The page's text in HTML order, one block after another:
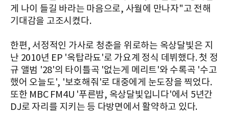
게 나이 들길 바라는 마음으로, 사월에 만나자"고 전해
기대감을 고조시켰다.
한편, 서정적인 가사로 청춘을 위로하는 옥상달빛은 지
난 2010년 EP '옥탑라됴'로 가요계 정식 데뷔했다. 첫 정
규 앨범 '28'의 타이틀곡 '없는게 메리트'와 수록곡 '수고
했어 오늘도', '보호해줘'로 대중에게 눈도장을 찍었다.
또한 MBC FM4U '푸른밤, 옥상달빛입니다'에서 5년간
DJ로 자리를 지키는 등 다방면에서 활약하고 있다.